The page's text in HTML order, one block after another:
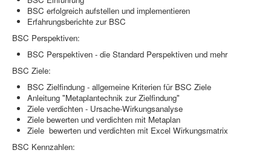
BSC erfolgreich aufstellen und implementieren
Erfahrungsberichte zur BSC
BSC Perspektiven:
BSC Perspektiven - die Standard Perspektiven und mehr
BSC Ziele:
BSC Zielfindung - allgemeine Kriterien für BSC Ziele
Anleitung "Metaplantechnik zur Zielfindung"
Ziele verdichten - Ursache-Wirkungsanalyse
Ziele bewerten und verdichten mit Metaplan
Ziele bewerten und verdichten mit Excel Wirkungsmatrix
BSC Kennzahlen: